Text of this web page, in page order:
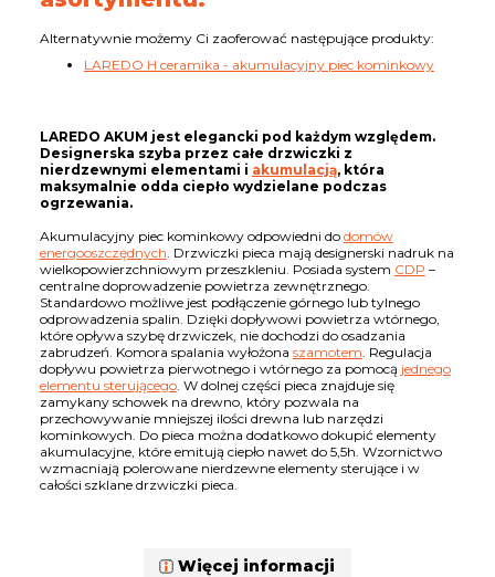
Alternatywnie możemy Ci zaoferować następujące produkty:
LAREDO H ceramika - akumulacyjny piec kominkowy
LAREDO AKUM jest elegancki pod każdym względem.
Designerska szyba przez całe drzwiczki z
nierdzewnymi elementami i akumulacją, która
maksymalnie odda ciepło wydzielane podczas
ogrzewania.
Akumulacyjny piec kominkowy odpowiedni do domów
energooszczędnych . Drzwiczki pieca mają designerski nadruk na
wielkopowierzchniowym przeszkleniu. Posiada system CDP –
centralne doprowadzenie powietrza zewnętrznego.
Standardowo możliwe jest podłączenie górnego lub tylnego
odprowadzenia spalin. Dzięki dopływowi powietrza wtórnego,
które opływa szybę drzwiczek, nie dochodzi do osadzania
zabrudzeń. Komora spalania wyłożona szamotem . Regulacja
dopływu powietrza pierwotnego i wtórnego za pomocą jednego
elementu sterującego. W dolnej części pieca znajduje się
zamykany schowek na drewno, który pozwala na
przechowywanie mniejszej ilości drewna lub narzędzi
kominkowych. Do pieca można dodatkowo dokupić elementy
akumulacyjne, które emitują ciepło nawet do 5,5h. Wzornictwo
wzmacniają polerowane nierdzewne elementy sterujące i w
całości szklane drzwiczki pieca.
Więcej informacji